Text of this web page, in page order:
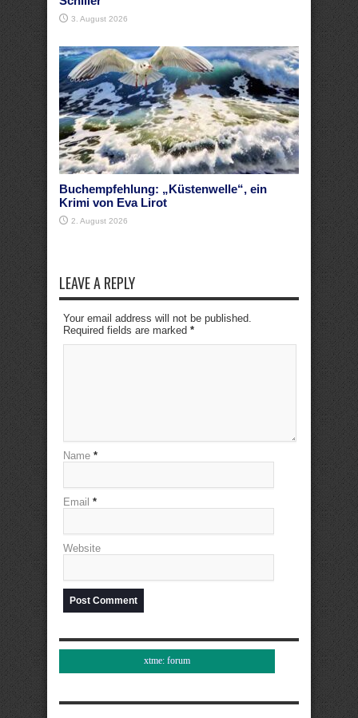
3. August 2026
Buchempfehlung: „Küstenwelle“, ein
Krimi von Eva Lirot
2. August 2026
LEAVE A REPLY
Your email address will not be published.
Required fields are marked *
Name *
Email *
Website
xtme: forum